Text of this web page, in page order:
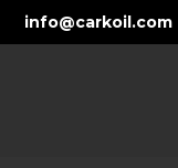
info@carkoil.com